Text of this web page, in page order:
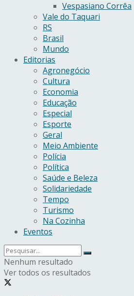
Vespasiano Corrêa
Vale do Taquari
RS
Brasil
Mundo
Editorias
Agronegócio
Cultura
Economia
Educação
Especial
Esporte
Geral
Meio Ambiente
Polícia
Política
Saúde e Beleza
Solidariedade
Tempo
Turismo
Na Cozinha
Eventos
Nenhum resultado
Ver todos os resultados